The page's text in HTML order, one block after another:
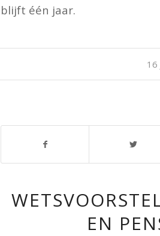
blijft één jaar.
16
EN